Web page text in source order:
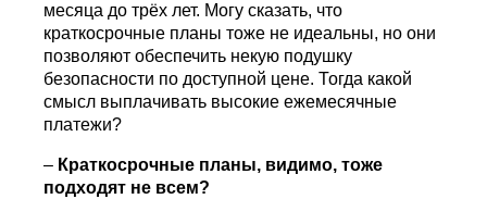
месяца до трёх лет. Могу сказать, что
краткосрочные планы тоже не идеальны, но они
позволяют обеспечить некую подушку
безопасности по доступной цене. Тогда какой
смысл выплачивать высокие ежемесячные
платежи?
– Краткосрочные планы, видимо, тоже
подходят не всем?